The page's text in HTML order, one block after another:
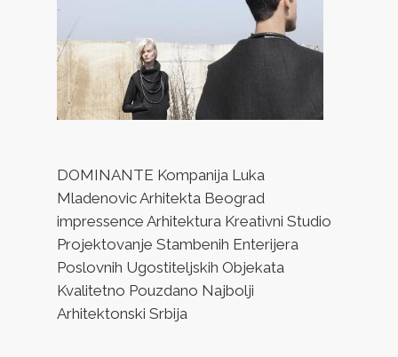
DOMINANTE Kompanija Luka
Mladenovic Arhitekta Beograd
impressence Arhitektura Kreativni Studio
Projektovanje Stambenih Enterijera
Poslovnih Ugostiteljskih Objekata
Kvalitetno Pouzdano Najbolji
Arhitektonski Srbija